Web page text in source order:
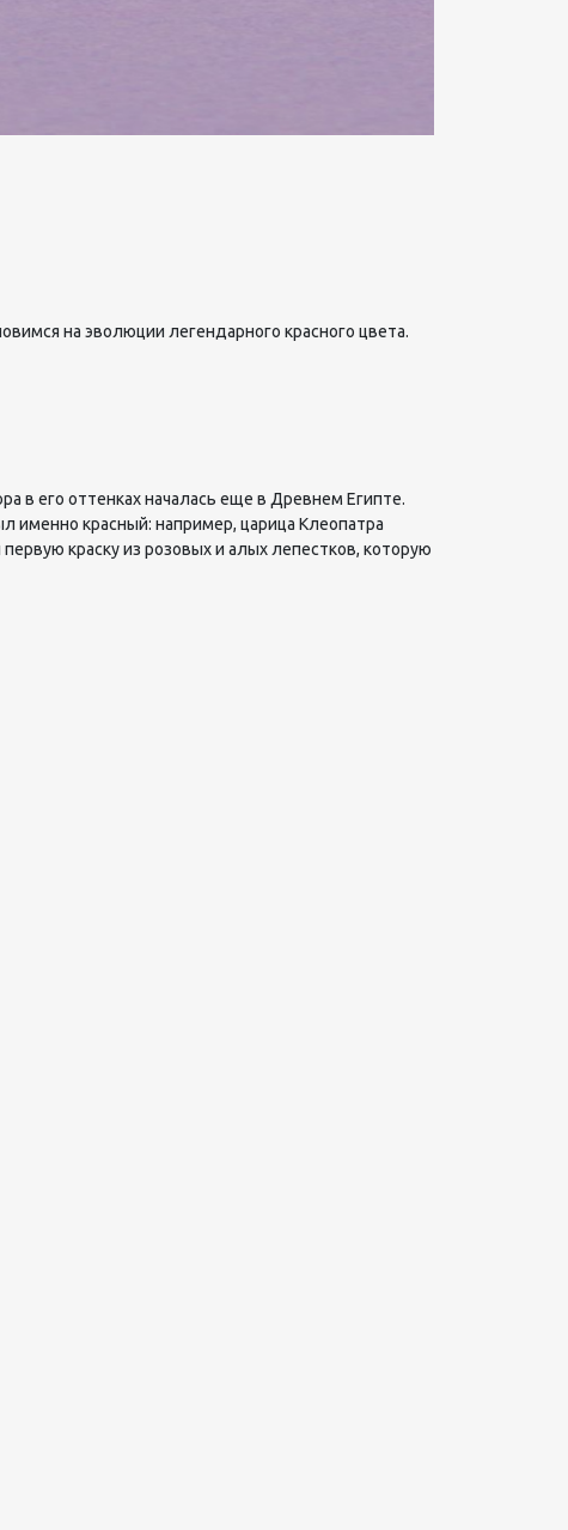
на эволюции легендарного красного цвета.
в его оттенках началась еще в Древнем Египте.
именно красный: например, царица Клеопатра
краску из розовых и алых лепестков, которую